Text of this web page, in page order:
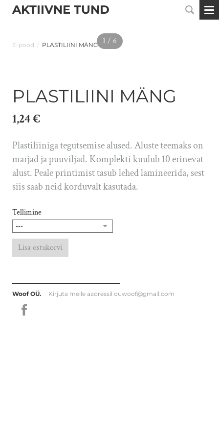
AKTIIVNE TUND
E-pood / PLASTILIINI MÄNG 1 / 6
PLASTILIINI MÄNG
1,24 €
Plastiliiniga tegutsemise alused. Aluste teemaks on
marjad ja puuviljad. Komplekti kuulub 10 erinevat
alust. Peale printimist tasub lehed lamineerida, sest
siis saab neid korduvalt kasutada.
Tellimine
Lisa ostukorvi
Woof OÜ. Kirjuta meile aadressil ouwoof@gmail.com